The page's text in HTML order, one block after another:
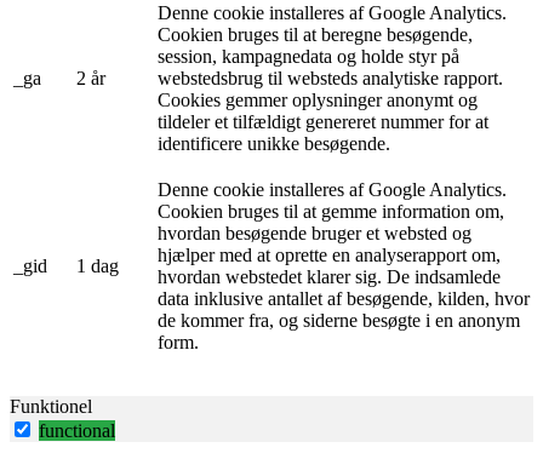
_ga 2 år
Denne cookie installeres af Google Analytics.
Cookien bruges til at beregne besøgende,
session, kampagnedata og holde styr på
webstedsbrug til websteds analytiske rapport.
Cookies gemmer oplysninger anonymt og
tildeler et tilfældigt genereret nummer for at
identificere unikke besøgende.
_gid 1 dag
Denne cookie installeres af Google Analytics.
Cookien bruges til at gemme information om,
hvordan besøgende bruger et websted og
hjælper med at oprette en analyserapport om,
hvordan webstedet klarer sig. De indsamlede
data inklusive antallet af besøgende, kilden, hvor
de kommer fra, og siderne besøgte i en anonym
form.
Funktionel
functional